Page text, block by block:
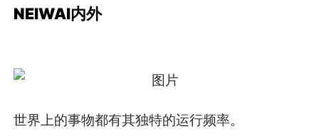
NEIWAI内外
世界上的事物都有其独特的运行频率。